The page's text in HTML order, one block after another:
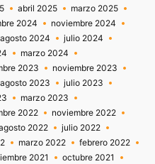
abril 2025
marzo 2025
2024
noviembre 2024
agosto 2024
julio 2024
marzo 2024
2023
noviembre 2023
agosto 2023
julio 2023
marzo 2023
2022
noviembre 2022
2022
julio 2022
marzo 2022
febrero 2022
2021
octubre 2021